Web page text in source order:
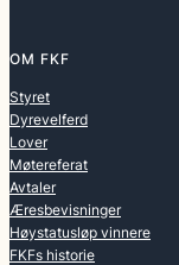
OM FKF
Styret
Dyrevelferd
Lover
Møtereferat
Avtaler
Æresbevisninger
Høystatusløp vinnere
FKFs historie